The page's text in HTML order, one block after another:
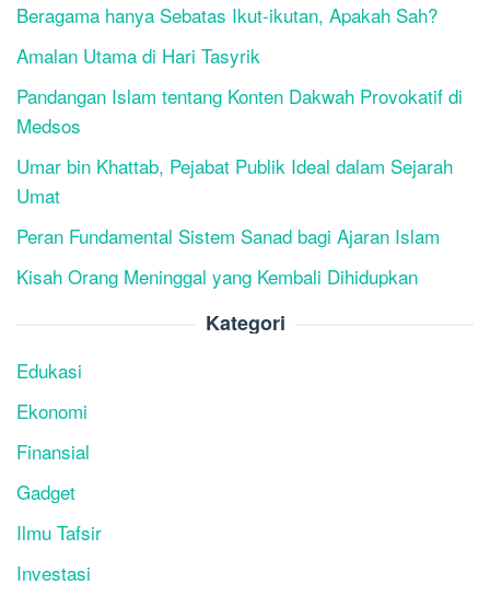
Beragama hanya Sebatas Ikut-ikutan, Apakah Sah?
Amalan Utama di Hari Tasyrik
Pandangan Islam tentang Konten Dakwah Provokatif di
Medsos
Umar bin Khattab, Pejabat Publik Ideal dalam Sejarah
Umat
Peran Fundamental Sistem Sanad bagi Ajaran Islam
Kisah Orang Meninggal yang Kembali Dihidupkan
Kategori
Edukasi
Ekonomi
Finansial
Gadget
Ilmu Tafsir
Investasi